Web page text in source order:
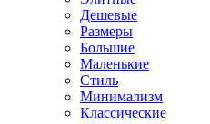
Дешевые
Размеры
Большие
Маленькие
Стиль
Минимализм
Классические